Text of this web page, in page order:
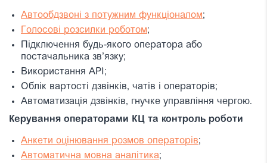
Автообдзвоні з потужним функціоналом;
Голосові розсилки роботом;
Підключення будь-якого оператора або
постачальника зв’язку;
Використання API;
Облік вартості дзвінків, чатів і операторів;
Автоматизація дзвінків, гнучке управління чергою.
Керування операторами КЦ та контроль роботи
Анкети оцінювання розмов операторів;
Автоматична мовна аналітика;